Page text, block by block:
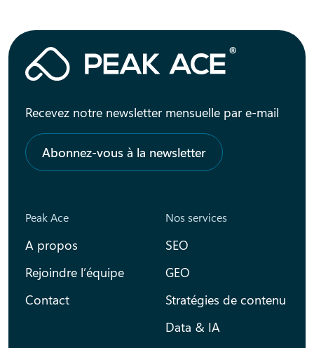
Recevez notre newsletter mensuelle par e-mail
Abonnez-vous à la newsletter
Peak Ace
A propos
Rejoindre l’équipe
Contact
Nos services
SEO
GEO
Stratégies de contenu
Data & IA